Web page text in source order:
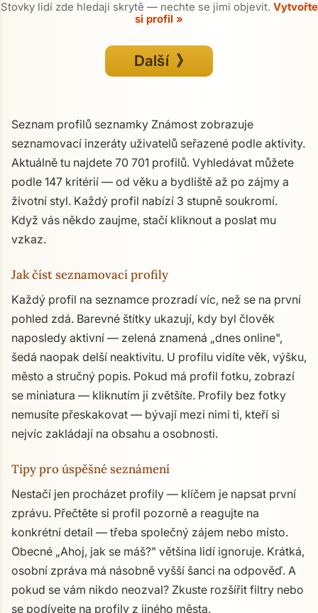
Stovky lidí zde hledají skrytě — nechte se jimi objevit. Vytvořte
si profil »
Další 》
Seznam profilů seznamky Známost zobrazuje
seznamovací inzeráty uživatelů seřazené podle aktivity.
Aktuálně tu najdete 70 701 profilů. Vyhledávat můžete
podle 147 kritérií — od věku a bydliště až po zájmy a
životní styl. Každý profil nabízí 3 stupně soukromí.
Když vás někdo zaujme, stačí kliknout a poslat mu
vzkaz.
Jak číst seznamovací profily
Každý profil na seznamce prozradí víc, než se na první
pohled zdá. Barevné štítky ukazují, kdy byl člověk
naposledy aktivní — zelená znamená „dnes online",
šedá naopak delší neaktivitu. U profilu vidíte věk, výšku,
město a stručný popis. Pokud má profil fotku, zobrazí
se miniatura — kliknutím ji zvětšíte. Profily bez fotky
nemusíte přeskakovat — bývají mezi nimi ti, kteří si
nejvíc zakládají na obsahu a osobnosti.
Tipy pro úspěšné seznámení
Nestačí jen procházet profily — klíčem je napsat první
zprávu. Přečtěte si profil pozorně a reagujte na
konkrétní detail — třeba společný zájem nebo místo.
Obecné „Ahoj, jak se máš?" většina lidí ignoruje. Krátká,
osobní zpráva má násobně vyšší šanci na odpověď. A
pokud se vám nikdo neozval? Zkuste rozšířit filtry nebo
se podívejte na profily z jiného města.